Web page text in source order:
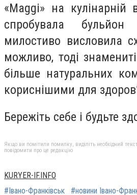
«Maggi» на кулінарній
спробувала
милостиво висловила
можливо, тоді
більше натуральних
кориснішими для
Бережіть себе і будьте
Якщо ви помітили помилку, виділіть необхідний
повідомити про це редакцію
KURYER-IF.INFO
#Івано-Франківськ
#новини Івано-